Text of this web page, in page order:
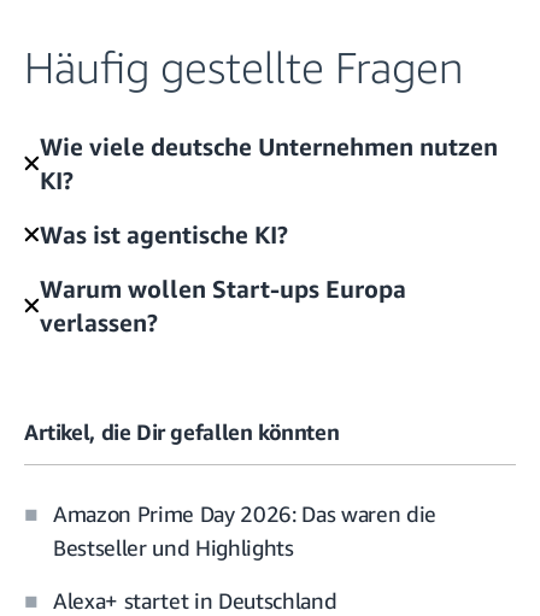
Häufig gestellte Fragen
Wie viele deutsche Unternehmen nutzen
KI?
Was ist agentische KI?
Warum wollen Start-ups Europa
verlassen?
Artikel, die Dir gefallen könnten
Amazon Prime Day 2026: Das waren die
Bestseller und Highlights
Alexa+ startet in Deutschland